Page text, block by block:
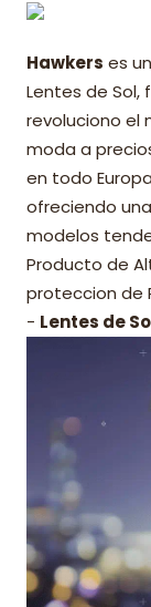
Hawkers es
Lentes de Sol,
revoluciono el
moda a
en todo
ofreciendo
modelos
Producto de
proteccion de
- Lentes de